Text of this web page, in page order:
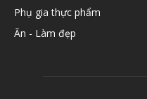
Phụ gia thực phẩm
Ăn - Làm đẹp